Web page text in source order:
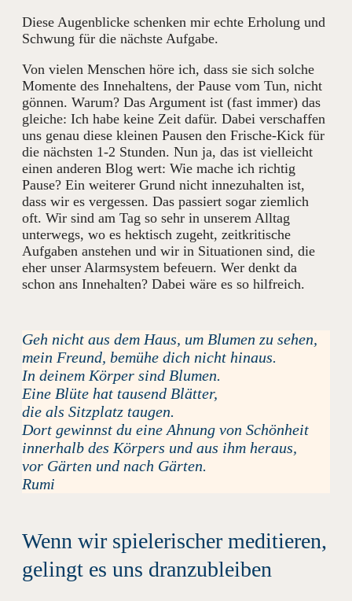
Diese Augenblicke schenken mir echte Erholung und
Schwung für die nächste Aufgabe.
Von vielen Menschen höre ich, dass sie sich solche
Momente des Innehaltens, der Pause vom Tun, nicht
gönnen. Warum? Das Argument ist (fast immer) das
gleiche: Ich habe keine Zeit dafür. Dabei verschaffen
uns genau diese kleinen Pausen den Frische-Kick für
die nächsten 1-2 Stunden. Nun ja, das ist vielleicht
einen anderen Blog wert: Wie mache ich richtig
Pause? Ein weiterer Grund nicht innezuhalten ist,
dass wir es vergessen. Das passiert sogar ziemlich
oft. Wir sind am Tag so sehr in unserem Alltag
unterwegs, wo es hektisch zugeht, zeitkritische
Aufgaben anstehen und wir in Situationen sind, die
eher unser Alarmsystem befeuern. Wer denkt da
schon ans Innehalten? Dabei wäre es so hilfreich.
Geh nicht aus dem Haus, um Blumen zu sehen,
mein Freund, bemühe dich nicht hinaus.
In deinem Körper sind Blumen.
Eine Blüte hat tausend Blätter,
die als Sitzplatz taugen.
Dort gewinnst du eine Ahnung von Schönheit
innerhalb des Körpers und aus ihm heraus,
vor Gärten und nach Gärten.
Rumi
Wenn wir spielerischer meditieren,
gelingt es uns dranzubleiben